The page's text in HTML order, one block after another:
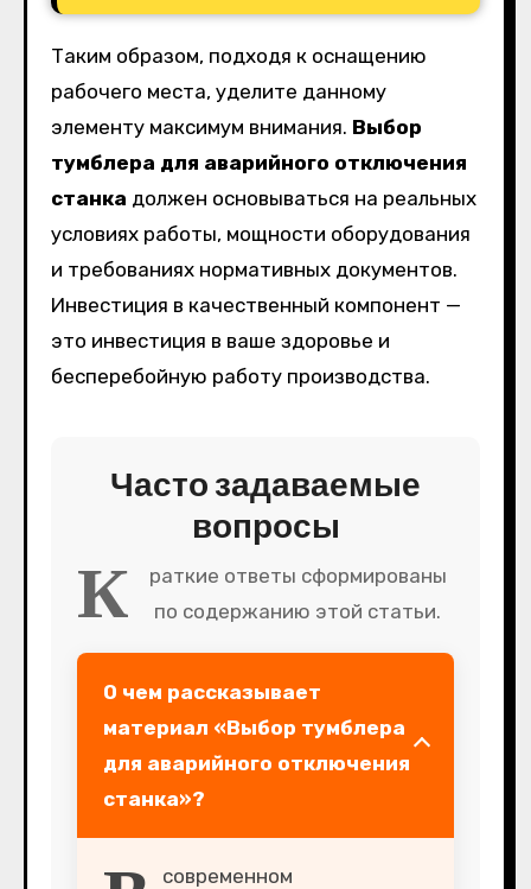
Таким образом, подходя к оснащению
рабочего места, уделите данному
элементу максимум внимания. Выбор
тумблера для аварийного отключения
станка должен основываться на реальных
условиях работы, мощности оборудования
и требованиях нормативных документов.
Инвестиция в качественный компонент —
это инвестиция в ваше здоровье и
бесперебойную работу производства.
Часто задаваемые
вопросы
К
раткие ответы сформированы
по содержанию этой статьи.
О чем рассказывает
материал «Выбор тумблера
для аварийного отключения
станка»?
современном